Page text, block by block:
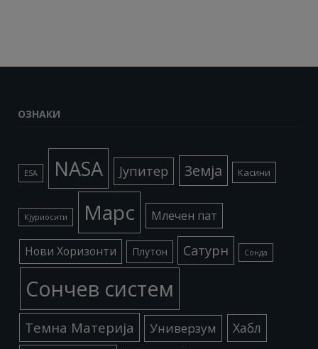
ОЗНАКИ
ESA NASA Јупитер Земја Касини
Кјуриосити Марс Млечен пат
Нови Хоризонти Плутон Сатурн Сонда
Сончев систем
Темна Материја Универзум Хабл